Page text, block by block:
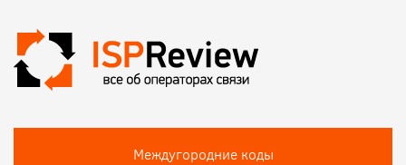
Междугородние коды